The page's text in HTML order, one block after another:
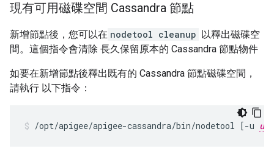
現有可用磁碟空間 Cassandra 節點
新增節點後，您可以在 nodetool cleanup 以釋出磁碟空
間。這個指令會清除 長久保留原本的 Cassandra 節點物件
如要在新增節點後釋出既有的 Cassandra 節點磁碟空間，
請執行 以下指令：
/opt/apigee/apigee-cassandra/bin/nodetool [-u